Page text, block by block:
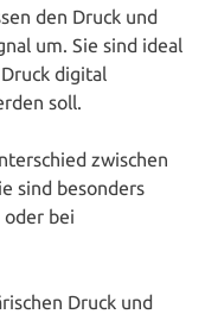
den Druck und
um. Sie sind ideal
digital
soll.
zwischen
sind besonders
bei
Druck und